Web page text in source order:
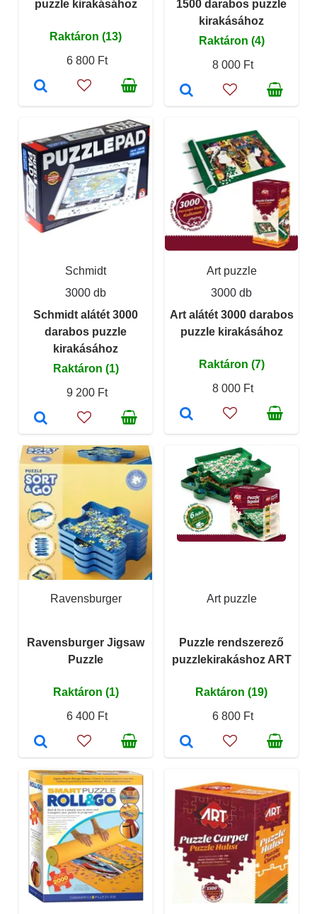
puzzle kirakásához
Raktáron (13)
6 800 Ft
1500 darabos puzzle
kirakásához
Raktáron (4)
8 000 Ft
Schmidt
3000 db
Schmidt alátét 3000
darabos puzzle
kirakásához
Raktáron (1)
9 200 Ft
Art puzzle
3000 db
Art alátét 3000 darabos
puzzle kirakásához
Raktáron (7)
8 000 Ft
Ravensburger
Ravensburger Jigsaw
Puzzle
Raktáron (1)
6 400 Ft
Art puzzle
Puzzle rendszerező
puzzlekirakáshoz ART
Raktáron (19)
6 800 Ft